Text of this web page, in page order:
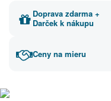
Doprava zdarma +
Darček k nákupu
Ceny na mieru